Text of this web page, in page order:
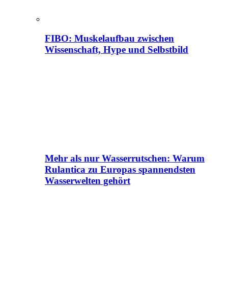
FIBO: Muskelaufbau zwischen
Wissenschaft, Hype und Selbstbild
Mehr als nur Wasserrutschen: Warum
Rulantica zu Europas spannendsten
Wasserwelten gehört